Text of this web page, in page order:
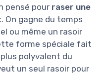
pensé pour raser une
. On gagne du temps
ou même un rasoir
forme spéciale fait
plus polyvalent du
un seul rasoir pour